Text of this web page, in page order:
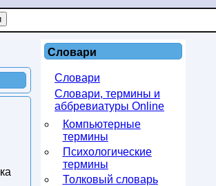
Словари
Словари
Словари, термины и
аббревиатуры Online
Компьютерные
термины
Психологические
термины
Толковый словарь